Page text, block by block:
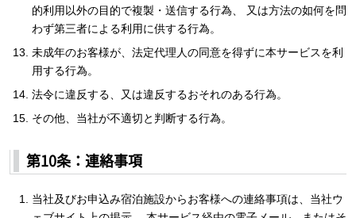
的利用以外の目的で複製・送信する行為、 又は方法の如何を問
わず第三者による利用に供する行為。
未成年のお客様が、法定代理人の同意を得ずに本サービスを利
用する行為。
法令に違反する、又は違反するおそれのある行為。
その他、当社が不適切と判断する行為。
第10条：連絡事項
当社及びお申込み宿泊施設からお客様への連絡事項は、当社ウ